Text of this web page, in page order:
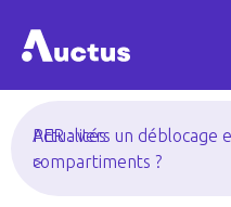
Actualités
>
PER : vers un déblocage
compartiments ?